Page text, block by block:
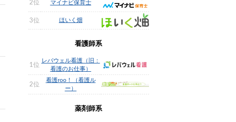
2位 マイナビ保育士
3位 ほいく畑
看護師系
1位
レバウェル看護（旧：
看護のお仕事）
2位
看護roo！（看護ル
ー）
薬剤師系